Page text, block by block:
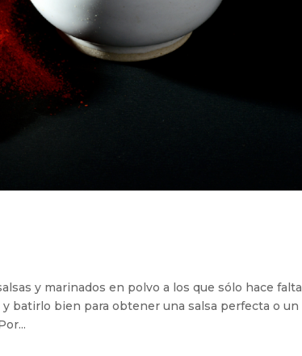
y marinados en polvo a los que sólo hace falta
batirlo bien para obtener una salsa perfecta o un